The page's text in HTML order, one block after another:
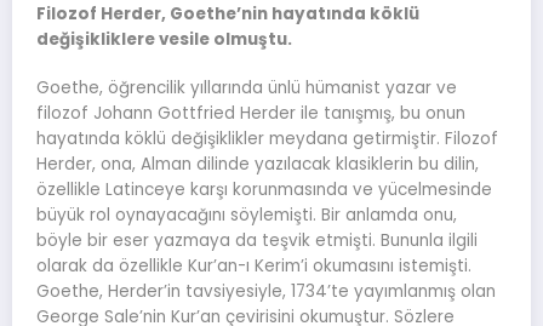
Filozof Herder, Goethe’nin hayatında köklü
değişikliklere vesile olmuştu.
Goethe, öğrencilik yıllarında ünlü hümanist yazar ve
filozof Johann Gottfried Herder ile tanışmış, bu onun
hayatında köklü değişiklikler meydana getirmiştir. Filozof
Herder, ona, Alman dilinde yazılacak klasiklerin bu dilin,
özellikle Latinceye karşı korunmasında ve yücelmesinde
büyük rol oynayacağını söylemişti. Bir anlamda onu,
böyle bir eser yazmaya da teşvik etmişti. Bununla ilgili
olarak da özellikle Kur’an-ı Kerim’i okumasını istemişti.
Goethe, Herder’in tavsiyesiyle, 1734’te yayımlanmış olan
George Sale’nin Kur’an çevirisini okumuştur. Sözlere